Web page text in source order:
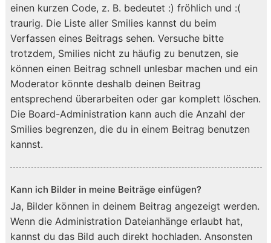
einen kurzen Code, z. B. bedeutet :) fröhlich und :(
traurig. Die Liste aller Smilies kannst du beim
Verfassen eines Beitrags sehen. Versuche bitte
trotzdem, Smilies nicht zu häufig zu benutzen, sie
können einen Beitrag schnell unlesbar machen und ein
Moderator könnte deshalb deinen Beitrag
entsprechend überarbeiten oder gar komplett löschen.
Die Board-Administration kann auch die Anzahl der
Smilies begrenzen, die du in einem Beitrag benutzen
kannst.
Kann ich Bilder in meine Beiträge einfügen?
Ja, Bilder können in deinem Beitrag angezeigt werden.
Wenn die Administration Dateianhänge erlaubt hat,
kannst du das Bild auch direkt hochladen. Ansonsten